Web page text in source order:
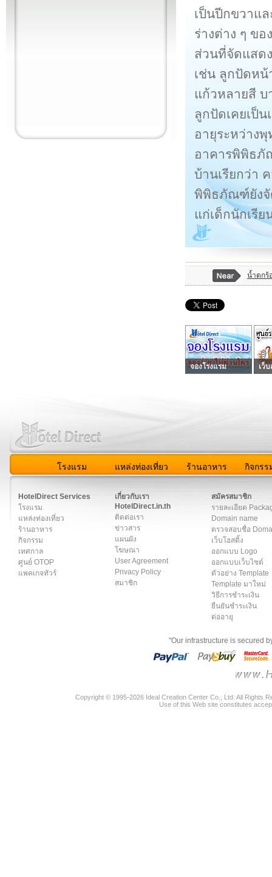
เป็นปีกขวาแ
ร่างต่าง ๆ ข
ส่วนที่จัดแสด
เช่น ลูกปัดหน้
แก้วหลายสี
ลูกปัดเคยเป็
อายุระหว่าง
อาคารพิพิธภั
บ้านเรียกว่า
พิพิธภัณฑ์ยังจั
แก่เด็กนักเรี
น้ำตกร้
จองโรงแรม เว็
โรงแรม แหล่งท่องเที่ยว ร้านอาหาร กิจกรร
HotelDirect Services
โรงแรม
แหล่งท่องเที่ยว
ร้านอาหาร
กิจกรรม
เทศกาล
ศูนย์ OTOP
แพคเกจทัวร์
เกี่ยวกับเรา
HotelDirect.in.th
ติดต่อเรา
ข่าวสาร
แผนผัง
โฆษณา
User Agreement
Privacy Policy
สมาชิก
สมัครสมาชิก
รายละเอียด
Domain name
ตรวจสอบชื่อ
เว็บโฮสติ้ง
ออกแบบ Logo
ออกแบบเว็บไซต์
ตัวอย่าง Template
Template มาใหม่
วิธีการชำระเงิน
ยืนยันชำระเงิน
ต่ออายุ
"Our infrastructure is secured
Copyright © 1995-2026 Ideal Creation Center Co., Ltd. All Rights
Use of this Web site constitutes